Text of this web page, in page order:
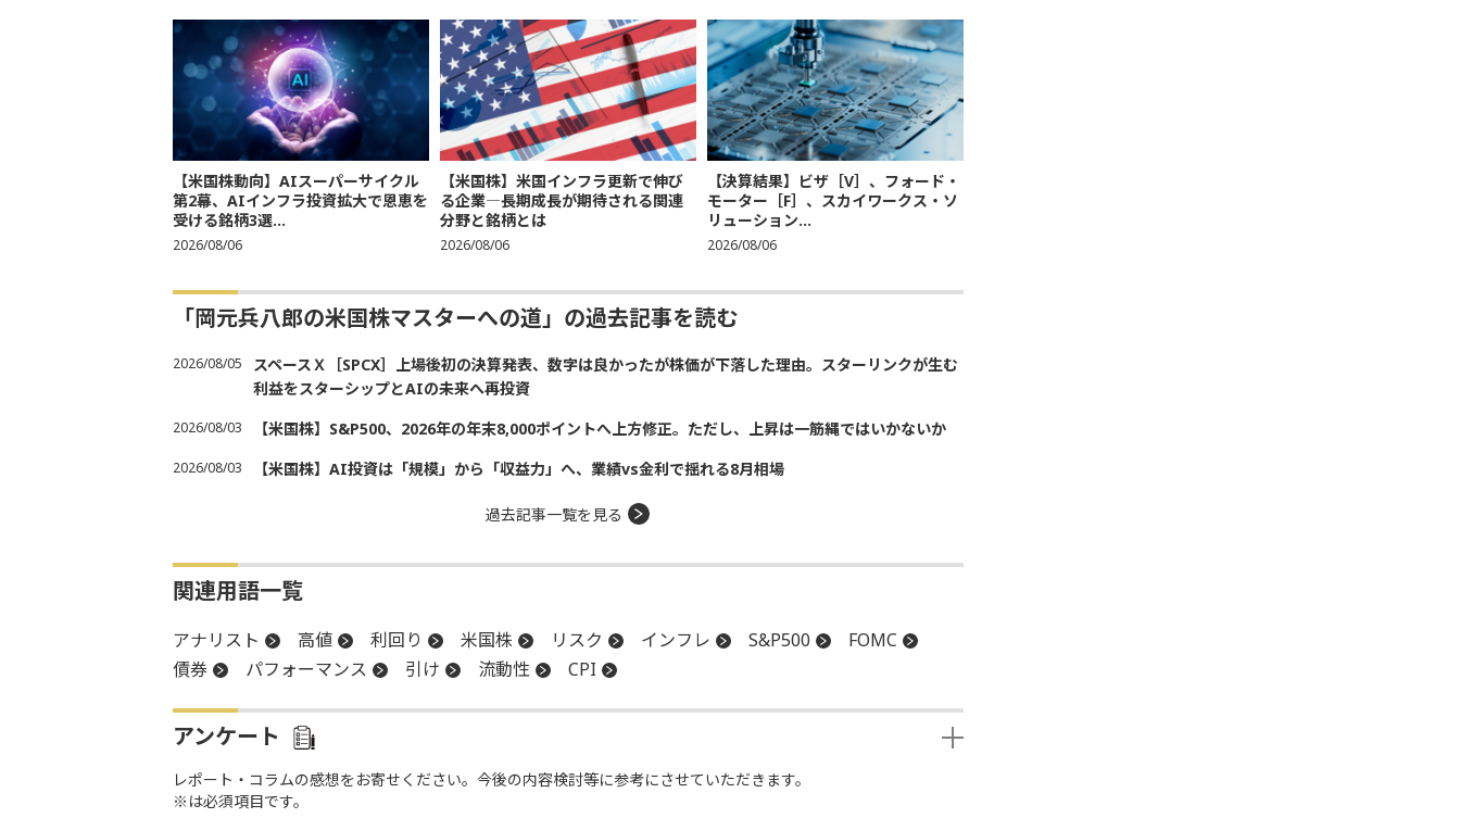
【米国株動向】AIスーパーサイクル
第2幕、AIインフラ投資拡大で恩恵を
受ける銘柄3選...
2026/08/06
【米国株】米国インフラ更新で伸び
る企業―長期成長が期待される関連
分野と銘柄とは
2026/08/06
【決算結果】ビザ［V］、フォード・
モーター［F］、スカイワークス・ソ
リューション...
2026/08/06
「岡元兵八郎の米国株マスターへの道」の過去記事を読む
2026/08/05
スペースＸ［SPCX］上場後初の決算発表、数字は良かったが株価が下落した理由。スターリンクが生む
利益をスターシップとAIの未来へ再投資
2026/08/03 【米国株】S&P500、2026年の年末8,000ポイントへ上方修正。ただし、上昇は一筋縄ではいかないか
2026/08/03 【米国株】AI投資は「規模」から「収益力」へ、業績vs金利で揺れる8月相場
過去記事一覧を見る
関連用語一覧
アナリスト 高値 利回り 米国株 リスク インフレ S&P500
FOMC
債券
パフォーマンス 引け 流動性 CPI
アンケート
レポート・コラムの感想をお寄せください。今後の内容検討等に参考にさせていただきます。
※は必須項目です。